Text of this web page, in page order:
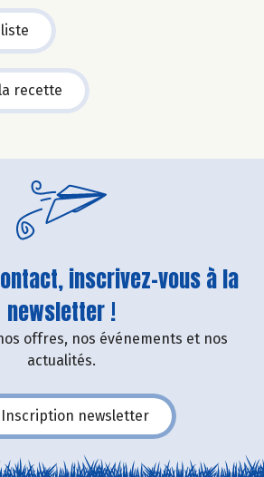
recette
inscrivez-vous à la
newsletter !
offres, nos événements et nos
actualités.
Inscription newsletter